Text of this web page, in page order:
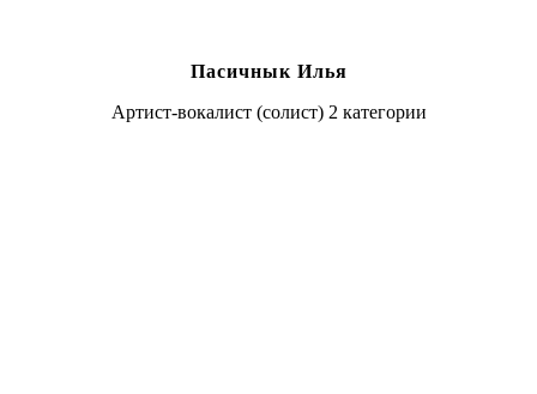
Пасичнык Илья
Артист-вокалист (солист) 2 категории